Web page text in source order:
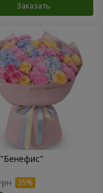
Заказать